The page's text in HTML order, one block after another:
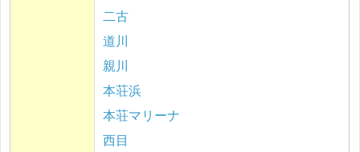
二古
道川
親川
本荘浜
本荘マリーナ
西目